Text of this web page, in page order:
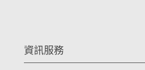
資訊服務